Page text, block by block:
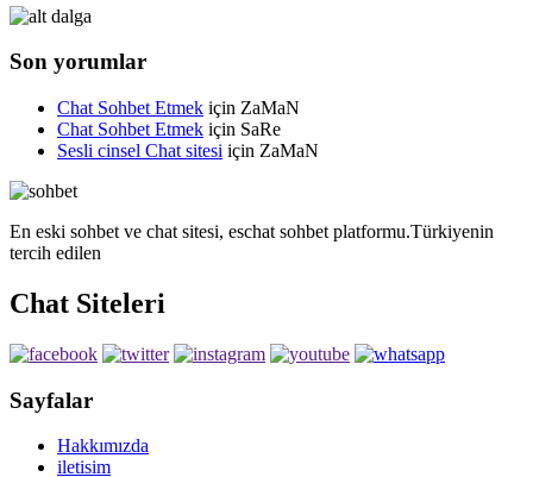
Son yorumlar
Chat Sohbet Etmek için ZaMaN
Chat Sohbet Etmek için SaRe
Sesli cinsel Chat sitesi için ZaMaN
En eski sohbet ve chat sitesi, eschat sohbet platformu.Türkiyenin
tercih edilen
Chat Siteleri
Sayfalar
Hakkımızda
iletisim